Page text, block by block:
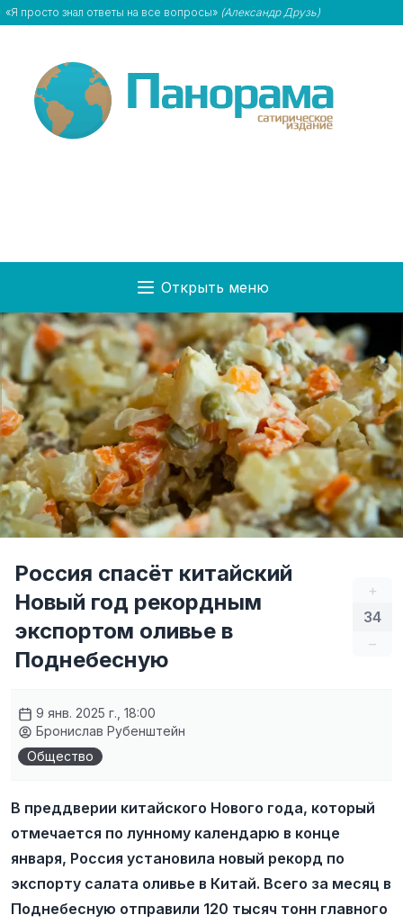
«Я просто знал ответы на все вопросы» (Александр Друзь)
Открыть меню
+
34
–
Россия спасёт китайский
Новый год рекордным
экспортом оливье в
Поднебесную
9 янв. 2025 г., 18:00
Бронислав Рубенштейн
Общество
В преддверии китайского Нового года, который
отмечается по лунному календарю в конце
января, Россия установила новый рекорд по
экспорту салата оливье в Китай. Всего за месяц в
Поднебесную отправили 120 тысяч тонн главного